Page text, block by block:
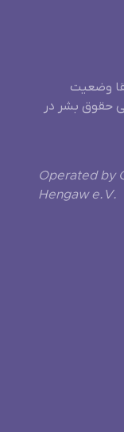
وضعیت
حقوق بشر در
Operated by
Hengaw e.V.